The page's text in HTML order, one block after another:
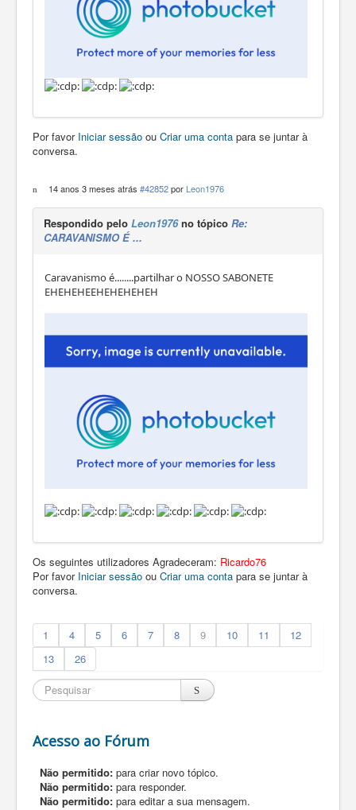
Por favor Iniciar sessão ou Criar uma conta para se juntar à
conversa.
14 anos 3 meses atrás #42852 por Leon1976
Respondido pelo Leon1976no tópico Re:
CARAVANISMO É ...
Caravanismo é........partilhar o NOSSO SABONETE
EHEHEHEEHEHEHEHEH
Os seguintes utilizadores Agradeceram: Ricardo76
Por favor Iniciar sessão ou Criar uma conta para se juntar à
conversa.
1 4 5 6 7 8 9 10 11
12
13
26
Acesso ao Fórum
Não permitido: para criar novo tópico.
Não permitido: para responder.
Não permitido: para editar a sua mensagem.